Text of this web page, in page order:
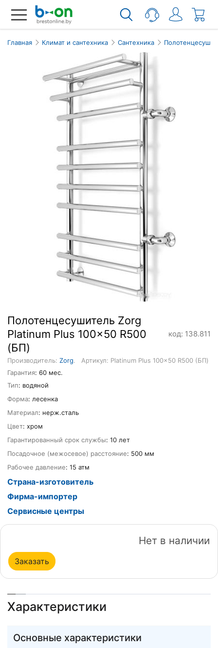
Главная Климат и сантехника Сантехника
Полотенцесушитель Zorg
Platinum Plus 100x50 R500
(БП)
код: 138.811
Производитель: Zorg.
Артикул: Platinum Plus 100x50 R500 (БП)
Гарантия: 60 мес.
Тип: водяной
Форма: лесенка
Материал: нерж.сталь
Цвет: хром
Гарантированный срок службы: 10 лет
Посадочное (межосевое) расстояние: 500 мм
Рабочее давление: 15 атм
Страна-изготовитель
Фирма-импортер
Сервисные центры
Нет в наличии
Заказать
Характеристики
Основные характеристики